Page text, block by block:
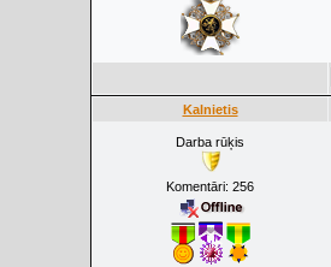
Kalnietis
Darba rūķis
Komentāri: 256